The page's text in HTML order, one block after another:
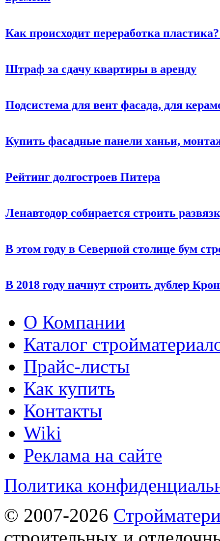
Как происходит переработка
Штраф за сдачу квартиры в аренду
Подсистема для вент фасада, для
Купить фасадные панели ханьи,
Рейтинг долгостроев Питера
Ленавтодор собирается строить
В этом году в Северной столице бум
В 2018 году начнут строить дублер
О Компании
Каталог
Прайс-листы
Как купить
Контакты
Wiki
Реклама на сайте
Политика
© 2007-2026